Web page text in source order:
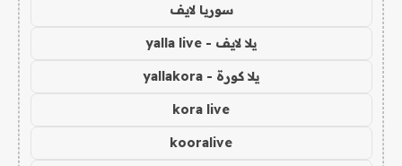
سوريا لايف
يلا لايف - yalla live
يلا كورة - yallakora
kora live
kooralive